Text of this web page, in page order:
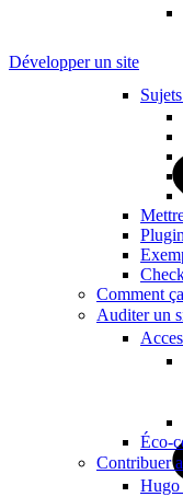
Comment
Auditer un
Éco-
Contribuer
Hugo
Développer un site